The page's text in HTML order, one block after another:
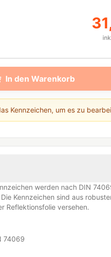
In den Warenkorb
Kennzeichen, um es zu
werden nach DIN
Kennzeichen sind aus
Reflektionsfolie versehen.
74069